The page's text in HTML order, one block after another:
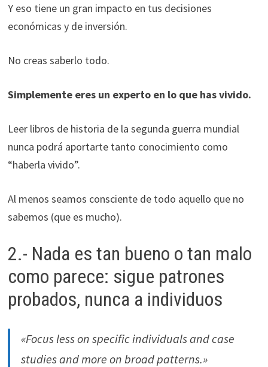
Y eso tiene un gran impacto en tus decisiones
económicas y de inversión.
No creas saberlo todo.
Simplemente eres un experto en lo que has vivido.
Leer libros de historia de la segunda guerra mundial
nunca podrá aportarte tanto conocimiento como
“haberla vivido”.
Al menos seamos consciente de todo aquello que no
sabemos (que es mucho).
2.- Nada es tan bueno o tan malo
como parece: sigue patrones
probados, nunca a individuos
«Focus less on specific individuals and case
studies and more on broad patterns.»